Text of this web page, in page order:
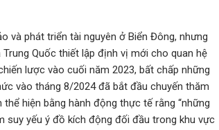
và phát triển tài nguyên ở Biển Đông, nhưng
Quốc thiết lập định vị mới cho quan hệ
lược vào cuối năm 2023, bất chấp những
vào tháng 8/2024 đã bắt đầu chuyến thăm
hiện bằng hành động thực tế rằng “những
suy yếu ý đồ kích động đối đầu trong khu vực